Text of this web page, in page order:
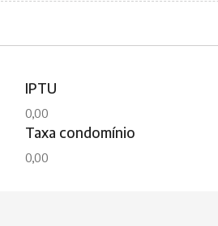
IPTU
0,00
Taxa condomínio
0,00